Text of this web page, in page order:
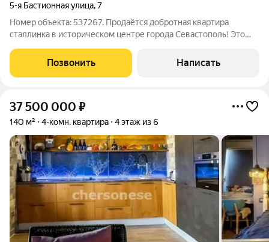
5-я Бастионная улица,7
Номер объекта: 537267. Продаётся добротная квартира
сталлинка в историческом центре города Севастополь! Это
комфорт, надёжность и удобство. Идеально подойдет для
постоянного проживания, а также в
Позвонить Написать
37 500 000 ₽
140 м² 4-комн. квартира 4 этаж из 6